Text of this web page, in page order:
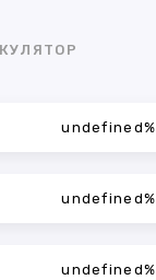
undefined%
undefined%
undefined%